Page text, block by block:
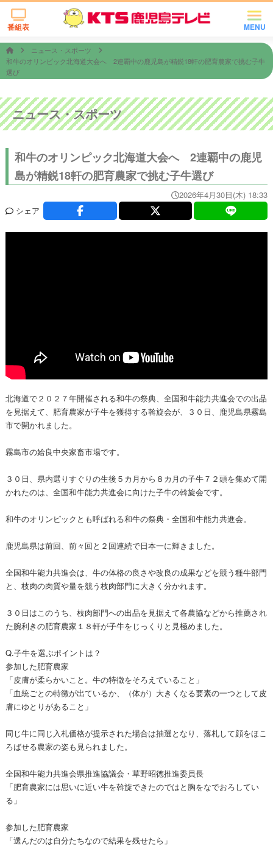
MENU
番組表
ニュース・スポーツ
和牛のオリンピック北海道大会へ 2連覇中の鹿児島が精鋭18軒の肥育農家で挑む子牛
選び
ニュース・スポーツ
和牛のオリンピック北海道大会へ 2連覇中の鹿児
島が精鋭18軒の肥育農家で挑む子牛選び
2026年4月30日(木) 18:33
シェア
北海道で２０２７年開催される和牛の祭典、全国和牛能力共進会での出品
を見据えて、肥育農家が子牛を獲得する斡旋会が、３０日、鹿児島県霧島
市で開かれました。
霧島市の姶良中央家畜市場です。
３０日、県内選りすぐりの生後５カ月から８カ月の子牛７２頭を集めて開
かれたのは、全国和牛能力共進会に向けた子牛の斡旋会です。
和牛のオリンピックとも呼ばれる和牛の祭典・全国和牛能力共進会。
鹿児島県は前回、前々回と２回連続で日本一に輝きました。
全国和牛能力共進会は、牛の体格の良さや改良の成果などを競う種牛部門
と、枝肉の肉質や量を競う枝肉部門に大きく分かれます。
３０日はこのうち、枝肉部門への出品を見据えて各農協などから推薦され
た腕利きの肥育農家１８軒が子牛をじっくりと見極めました。
Q.子牛を選ぶポイントは？
参加した肥育農家
「皮膚が柔らかいこと。牛の特徴をそろえていること」
「血統ごとの特徴が出ているか、（体が）大きくなる要素の一つとして皮
膚にゆとりがあること」
同じ牛に同じ入札価格が提示された場合は抽選となり、落札して顔をほこ
ろばせる農家の姿も見られました。
全国和牛能力共進会県推進協議会・草野昭徳推進委員長
「肥育農家には思いに近い牛を斡旋できたのではと胸をなでおろしてい
る」
参加した肥育農家
「選んだのは自分たちなので結果を残せたら」